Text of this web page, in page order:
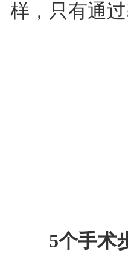
样，只有通
5个手术步